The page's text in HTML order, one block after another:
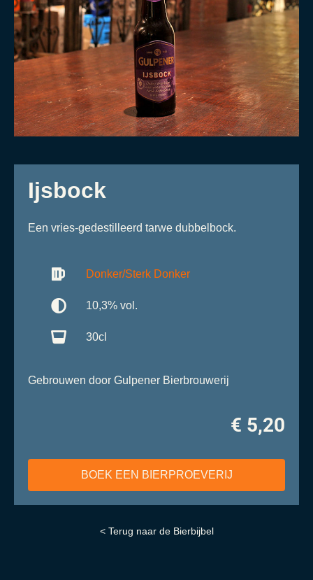
Ijsbock
Een vries-gedestilleerd tarwe dubbelbock.
Donker/Sterk Donker
10,3% vol.
30cl
Gebrouwen door Gulpener Bierbrouwerij
€ 5,20
BOEK EEN BIERPROEVERIJ
< Terug naar de Bierbijbel